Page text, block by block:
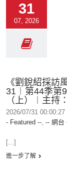
31
07, 2026
《劉銳紹採訪
31︱第44季第
（上）︱主持
2026/07/31 00:00:27
- Featured --, -- 網台
[...]
進一步了解